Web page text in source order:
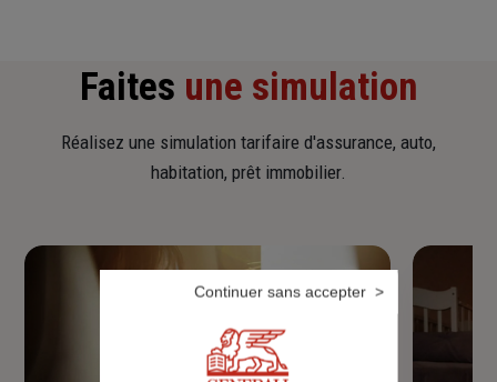
Faites une simulation
Réalisez une simulation tarifaire d'assurance, auto,
habitation, prêt immobilier.
Continuer sans accepter